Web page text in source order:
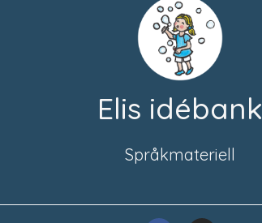
Elis idébank
Språkmateriell